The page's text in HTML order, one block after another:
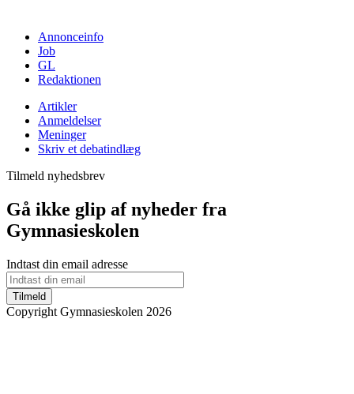
Annonceinfo
Job
GL
Redaktionen
Artikler
Anmeldelser
Meninger
Skriv et debatindlæg
Tilmeld nyhedsbrev
Gå ikke glip af nyheder fra
Gymnasieskolen
Indtast din email adresse
Tilmeld
Copyright Gymnasieskolen 2026